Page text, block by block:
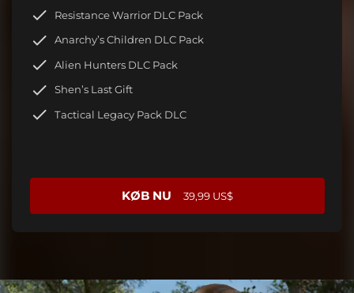
Resistance Warrior DLC Pack
Anarchy’s Children DLC Pack
Alien Hunters DLC Pack
Shen’s Last Gift
Tactical Legacy Pack DLC
KØB NU 39,99 US$